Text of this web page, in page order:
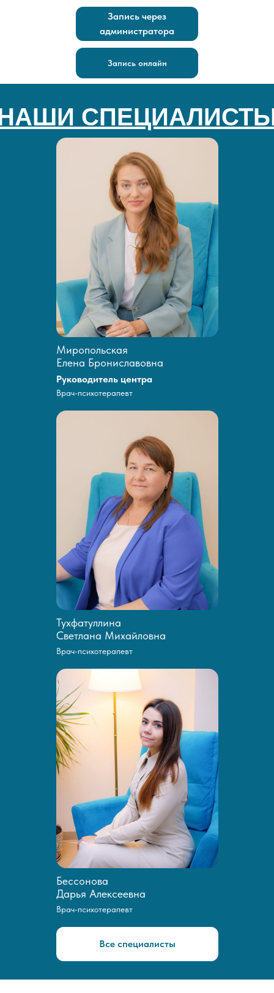
Запись через
администратора
Запись онлайн
Миропольская
Елена Брониславовна
Руководитель центра
Врач-психотерапевт
Тухфатуллина
Светлана Михайловна
Врач-психотерапевт
Бессонова
Дарья Алексеевна
Врач-психотерапевт
Все специалисты